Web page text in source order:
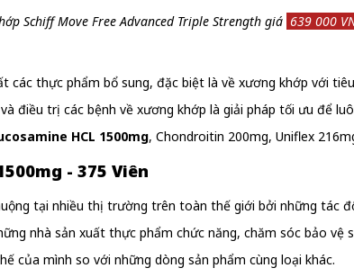
Schiff Move Free Advanced Triple Strength giá 639 000
các thực phẩm bổ sung, đặc biệt là về xương khớp với
điều trị các bệnh về xương khớp là giải pháp tối ưu để
HCL 1500mg, Chondroitin 200mg, Uniflex
- 375 Viên
tại nhiều thị trường trên toàn thế giới bởi những tác
nhà sản xuất thực phẩm chức năng, chăm sóc bảo vệ
của mình so với những dòng sản phẩm cùng loại khác.